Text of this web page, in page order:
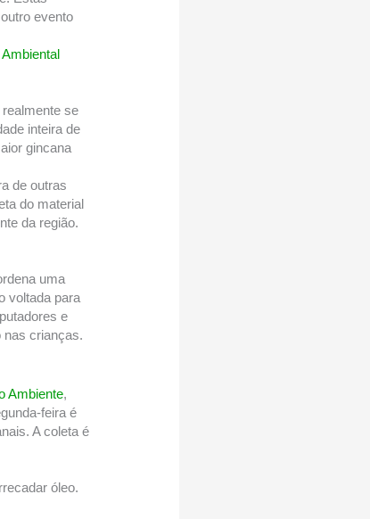
evento
Ambiental
se
inteira de
gincana
de outras
do material
da região.
uma
voltada para
e
nas crianças.
Ambiente,
feira é
A coleta é
óleo.